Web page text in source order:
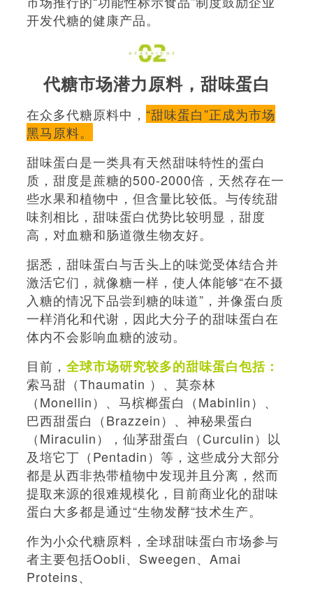
开发代糖的健康产品。
代糖市场潜力原料，甜味蛋白
在众多代糖原料中， “甜味蛋白”正成为市场
黑马原料。
甜味蛋白是一类具有天然甜味特性的蛋白
质，甜度是蔗糖的500-2000倍，天然存在一
些水果和植物中，但含量比较低。与传统甜
味剂相比，甜味蛋白优势比较明显，甜度
高，对血糖和肠道微生物友好。
据悉，甜味蛋白与舌头上的味觉受体结合并
激活它们，就像糖一样，使人体能够“在不摄
入糖的情况下品尝到糖的味道”，并像蛋白质
一样消化和代谢，因此大分子的甜味蛋白在
体内不会影响血糖的波动。
目前， 全球市场研究较多的甜味蛋白包括：
索马甜（Thaumatin ）、莫奈林
（Monellin）、马槟榔蛋白（Mabinlin）、
巴西甜蛋白（Brazzein）、神秘果蛋白
（Miraculin），仙茅甜蛋白（Curculin）以
及培它丁（Pentadin）等，这些成分大部分
都是从西非热带植物中发现并且分离，然而
提取来源的很难规模化，目前商业化的甜味
蛋白大多都是通过“生物发酵“技术生产。
作为小众代糖原料，全球甜味蛋白市场参与
者主要包括Oobli、Sweegen、Amai
Proteins、